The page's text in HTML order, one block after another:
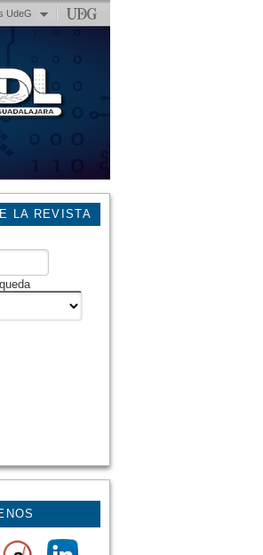
UdeG
LA REVISTA